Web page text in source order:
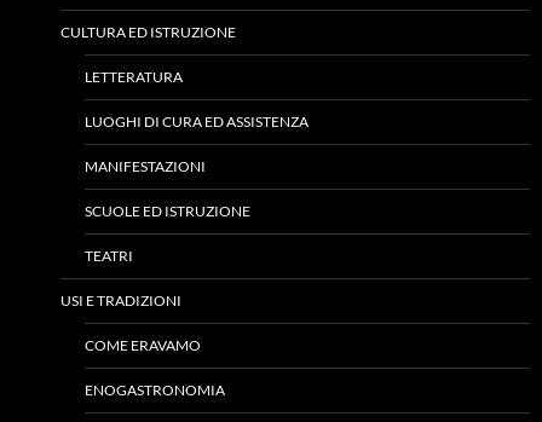
CULTURA ED ISTRUZIONE
LETTERATURA
LUOGHI DI CURA ED ASSISTENZA
MANIFESTAZIONI
SCUOLE ED ISTRUZIONE
TEATRI
USI E TRADIZIONI
COME ERAVAMO
ENOGASTRONOMIA